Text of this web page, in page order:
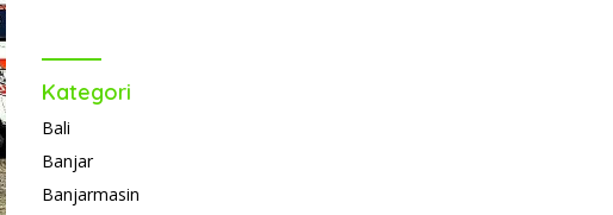
Kategori
Bali
Banjar
Banjarmasin